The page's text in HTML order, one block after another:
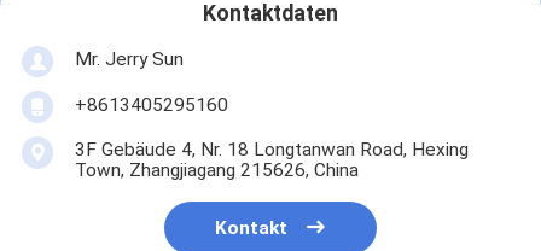
Kontaktdaten
Mr. Jerry Sun
+8613405295160
3F Gebäude 4, Nr. 18 Longtanwan Road, Hexing
Town, Zhangjiagang 215626, China
Kontakt